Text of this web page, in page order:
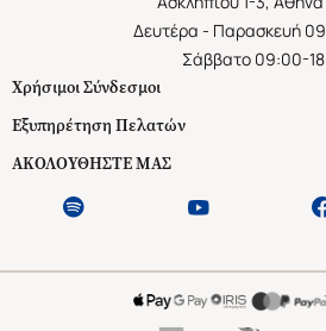
Δευτέρα - Παρασκευή
Σάββατο 09:00-
Χρήσιμοι Σύνδεσμοι
Εξυπηρέτηση Πελατών
ΑΚΟΛΟΥΘΗΣΤΕ ΜΑΣ